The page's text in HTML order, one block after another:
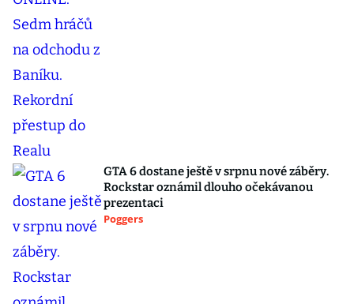
GTA 6 dostane ještě v srpnu nové záběry.
Rockstar oznámil dlouho očekávanou
prezentaci
Poggers